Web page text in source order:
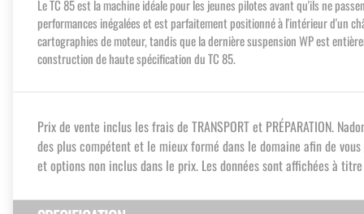
Le TC 85 est la machine idéale pour les jeunes pilotes avant qu'ils ne
performances inégalées et est parfaitement positionné à l'intérieur d'un
cartographies de moteur, tandis que la dernière suspension WP est
construction de haute spécification du TC 85.
Prix de vente inclus les frais de TRANSPORT et PRÉPARATION.
des plus compétent et le mieux formé dans le domaine afin de
et options non inclus dans le prix. Les données sont affichées à